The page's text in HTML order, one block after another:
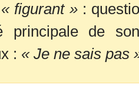
« figurant »:
principale de
: « Je ne sais pas